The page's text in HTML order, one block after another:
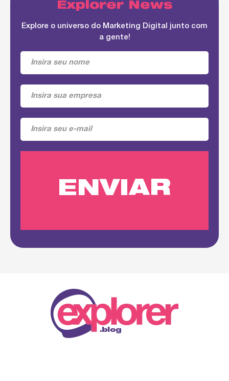
Explorer News
Explore o universo do Marketing Digital junto com
a gente!